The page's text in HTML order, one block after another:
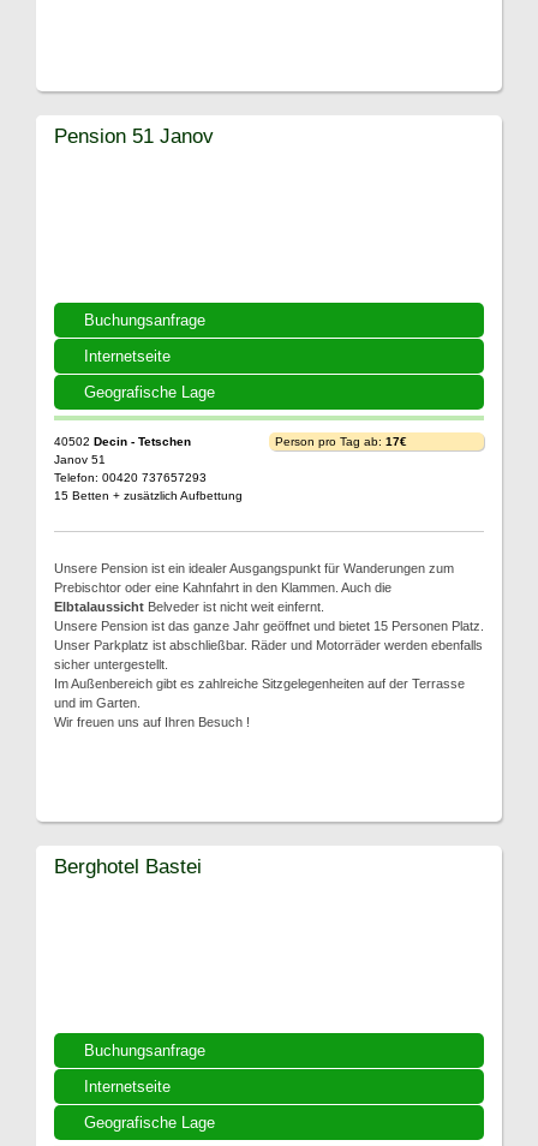
Buchungsanfrage
Internetseite
Geografische Lage
Pension 51 Janov
40502 Decin - Tetschen
Janov 51
Telefon: 00420 737657293
15 Betten + zusätzlich Aufbettung
Person pro Tag ab: 17€
Unsere Pension ist ein idealer Ausgangspunkt für Wanderungen zum
Prebischtor oder eine Kahnfahrt in den Klammen. Auch die
Elbtalaussicht Belveder ist nicht weit einfernt.
Unsere Pension ist das ganze Jahr geöffnet und bietet 15 Personen Platz.
Unser Parkplatz ist abschließbar. Räder und Motorräder werden ebenfalls
sicher untergestellt.
Im Außenbereich gibt es zahlreiche Sitzgelegenheiten auf der Terrasse
und im Garten.
Wir freuen uns auf Ihren Besuch !
Buchungsanfrage
Internetseite
Geografische Lage
Berghotel Bastei